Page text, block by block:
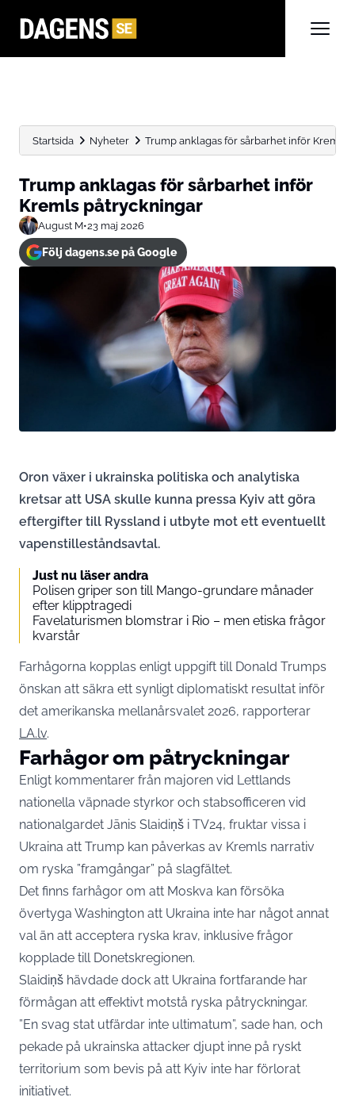
Startsida Nyheter Trump anklagas för sårbarhet inför Kremls
Trump anklagas för sårbarhet inför
Kremls påtryckningar
August M•23 maj 2026
Följ dagens.se på Google
Oron växer i ukrainska politiska och analytiska
kretsar att USA skulle kunna pressa Kyiv att göra
eftergifter till Ryssland i utbyte mot ett eventuellt
vapenstilleståndsavtal.
Just nu läser andra
Polisen griper son till Mango-grundare månader
efter klipptragedi
Favelaturismen blomstrar i Rio – men etiska frågor
kvarstår
Farhågorna kopplas enligt uppgift till Donald Trumps
önskan att säkra ett synligt diplomatiskt resultat inför
det amerikanska mellanårsvalet 2026, rapporterar
LA.lv.
Farhågor om påtryckningar
Enligt kommentarer från majoren vid Lettlands
nationella väpnade styrkor och stabsofficeren vid
nationalgardet Jānis Slaidiņš i TV24, fruktar vissa i
Ukraina att Trump kan påverkas av Kremls narrativ
om ryska ”framgångar” på slagfältet.
Det finns farhågor om att Moskva kan försöka
övertyga Washington att Ukraina inte har något annat
val än att acceptera ryska krav, inklusive frågor
kopplade till Donetskregionen.
Slaidiņš hävdade dock att Ukraina fortfarande har
förmågan att effektivt motstå ryska påtryckningar.
”En svag stat utfärdar inte ultimatum”, sade han, och
pekade på ukrainska attacker djupt inne på ryskt
territorium som bevis på att Kyiv inte har förlorat
initiativet.